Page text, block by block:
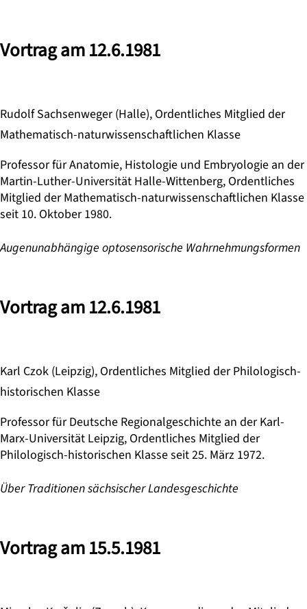
Vortrag am 12.6.1981
Rudolf Sachsenweger (Halle), Ordentliches Mitglied der
Mathematisch-naturwissenschaftlichen Klasse
Professor für Anatomie, Histologie und Embryologie an der
Martin-Luther-Universität Halle-Wittenberg, Ordentliches
Mitglied der Mathematisch-naturwissenschaftlichen Klasse
seit 10. Oktober 1980.
Augenunabhängige optosensorische Wahrnehmungsformen
Vortrag am 12.6.1981
Karl Czok (Leipzig), Ordentliches Mitglied der Philologisch-
historischen Klasse
Professor für Deutsche Regionalgeschichte an der Karl-
Marx-Universität Leipzig, Ordentliches Mitglied der
Philologisch-historischen Klasse seit 25. März 1972.
Über Traditionen sächsischer Landesgeschichte
Vortrag am 15.5.1981